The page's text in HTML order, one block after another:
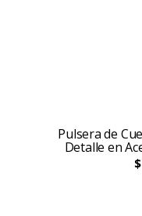
Pulsera de
Detalle en